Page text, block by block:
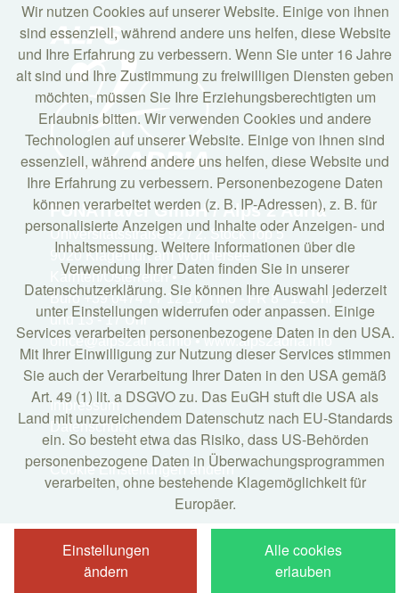
FUNATravel GmbH / Alps 2 Adria
Universitätsstraße 92 / 2. Stock Top 5
9020 Klagenfurt am Wörthersee
Kärnten/Österreich •
Büro +39 0474 77 12 10 | Mo - FR 8 - 12 Uhr
und 13 - 17 Uhr
office@alps2adria.info • www.alps2adria.info
Impressum
Datenschutz
Cookie Einstellungen ändern
Wir nutzen Cookies auf unserer Website. Einige von ihnen
sind essenziell, während andere uns helfen, diese Website
und Ihre Erfahrung zu verbessern. Wenn Sie unter 16 Jahre
alt sind und Ihre Zustimmung zu freiwilligen Diensten geben
möchten, müssen Sie Ihre Erziehungsberechtigten um
Erlaubnis bitten. Wir verwenden Cookies und andere
Technologien auf unserer Website. Einige von ihnen sind
essenziell, während andere uns helfen, diese Website und
Ihre Erfahrung zu verbessern. Personenbezogene Daten
können verarbeitet werden (z. B. IP-Adressen), z. B. für
personalisierte Anzeigen und Inhalte oder Anzeigen- und
Inhaltsmessung. Weitere Informationen über die
Verwendung Ihrer Daten finden Sie in unserer
Datenschutzerklärung. Sie können Ihre Auswahl jederzeit
unter Einstellungen widerrufen oder anpassen. Einige
Services verarbeiten personenbezogene Daten in den USA.
Mit Ihrer Einwilligung zur Nutzung dieser Services stimmen
Sie auch der Verarbeitung Ihrer Daten in den USA gemäß
Art. 49 (1) lit. a DSGVO zu. Das EuGH stuft die USA als
Land mit unzureichendem Datenschutz nach EU-Standards
ein. So besteht etwa das Risiko, dass US-Behörden
personenbezogene Daten in Überwachungsprogrammen
verarbeiten, ohne bestehende Klagemöglichkeit für
Europäer.
Einstellungen
ändern
Alle cookies
erlauben